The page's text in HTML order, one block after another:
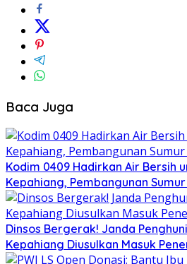
Baca Juga
Kodim 0409 Hadirkan Air Bersih
Kepahiang, Pembangunan
Dinsos Bergerak! Janda
Kepahiang Diusulkan Masuk